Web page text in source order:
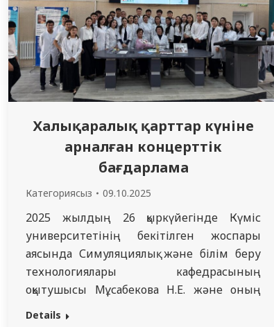
Халықаралық қарттар күніне
арналған концерттік
бағдарлама
Категориясыз 09.10.2025
2025 жылдың 26 ​​қыркүйегінде Күміс
университетінің бекітілген жоспары
аясында Симуляциялық және білім беру
технологиялары кафедрасының
оқытушысы Мұсабекова Н.Е. және оның
студенттері кафедра меңгерушісі, п.ғ.д.,
Details